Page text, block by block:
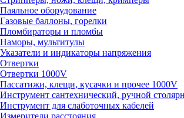
Паяльное оборудование
Газовые баллоны, горелки
Пломбираторы и пломбы
Наморы, мультитулы
Указатели и индикаторы напряжения
Отвертки
Отвертки 1000V
Пассатижи, клещи, кусачки и прочее 1000V
Инструмент сантехнический, ручной
Инструмент для слаботочных кабелей
Измерители расстояния